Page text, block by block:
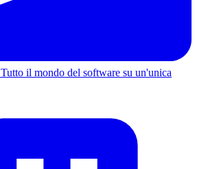
Tutto il mondo del software su un'unica